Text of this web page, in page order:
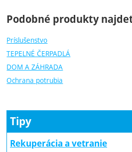
Podobné produkty
Príslušenstvo
TEPELNÉ ČERPADLÁ
DOM A ZÁHRADA
Ochrana potrubia
Tipy
Rekuperácia a vetranie